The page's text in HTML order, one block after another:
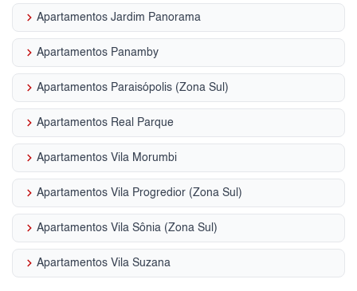
keyboard_arrow_right Apartamentos Jardim Panorama
keyboard_arrow_right Apartamentos Panamby
keyboard_arrow_right Apartamentos Paraisópolis (Zona Sul)
keyboard_arrow_right Apartamentos Real Parque
keyboard_arrow_right Apartamentos Vila Morumbi
keyboard_arrow_right Apartamentos Vila Progredior (Zona Sul)
keyboard_arrow_right Apartamentos Vila Sônia (Zona Sul)
keyboard_arrow_right Apartamentos Vila Suzana